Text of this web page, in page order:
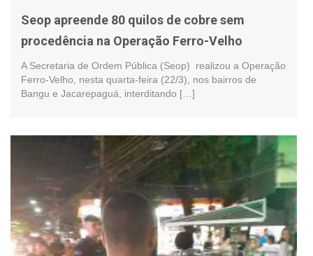
Seop apreende 80 quilos de cobre sem
procedência na Operação Ferro-Velho
A Secretaria de Ordem Pública (Seop) realizou a Operação
Ferro-Velho, nesta quarta-feira (22/3), nos bairros de
Bangu e Jacarepaguá, interditando […]